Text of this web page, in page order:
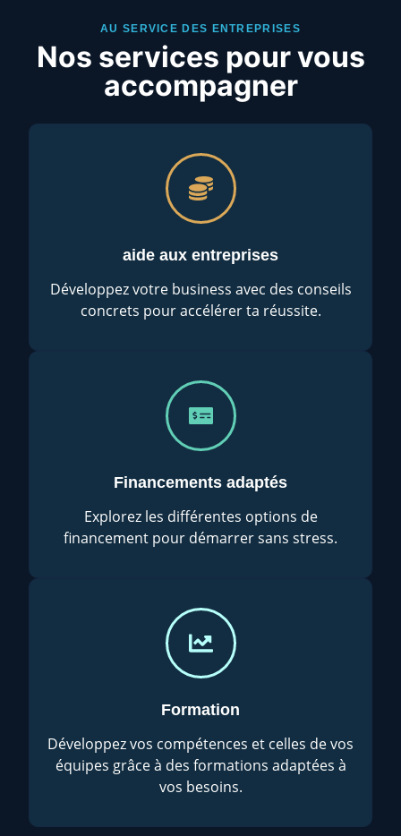
AU SERVICE DES ENTREPRISES
Nos services pour vous
accompagner
aide aux entreprises
Développez votre business avec des conseils
concrets pour accélérer ta réussite.
Financements adaptés
Explorez les différentes options de
financement pour démarrer sans stress.
Formation
Développez vos compétences et celles de vos
équipes grâce à des formations adaptées à
vos besoins.